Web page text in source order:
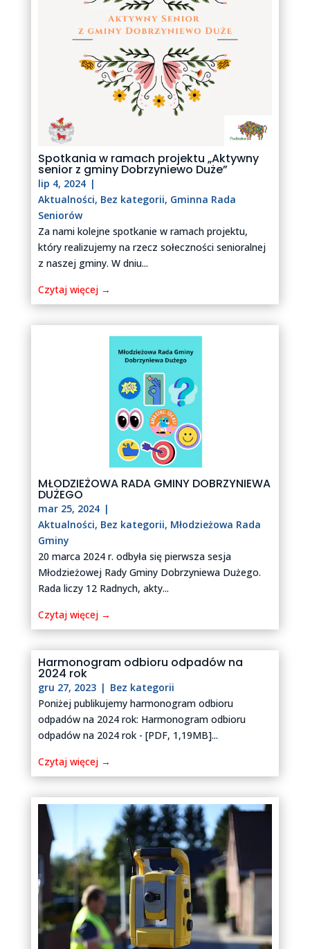
Spotkania w ramach projektu „Aktywny
senior z gminy Dobrzyniewo Duże”
lip 4, 2024 |
Aktualności, Bez kategorii, Gminna Rada
Seniorów
Za nami kolejne spotkanie w ramach projektu,
który realizujemy na rzecz sołeczności senioralnej
z naszej gminy. W dniu...
Czytaj więcej →
MŁODZIEŻOWA RADA GMINY DOBRZYNIEWA
DUŻEGO
mar 25, 2024 |
Aktualności, Bez kategorii, Młodzieżowa Rada
Gminy
20 marca 2024 r. odbyła się pierwsza sesja
Młodzieżowej Rady Gminy Dobrzyniewa Dużego.
Rada liczy 12 Radnych, akty...
Czytaj więcej →
Harmonogram odbioru odpadów na
2024 rok
gru 27, 2023 | Bez kategorii
Poniżej publikujemy harmonogram odbioru
odpadów na 2024 rok: Harmonogram odbioru
odpadów na 2024 rok - [PDF, 1,19MB]...
Czytaj więcej →